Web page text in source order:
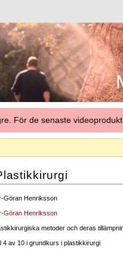
För de senaste
Göran Henriksson
Göran Henriksson
metoder och deras
4 av 10 i grundkurs i plastikkirurgi